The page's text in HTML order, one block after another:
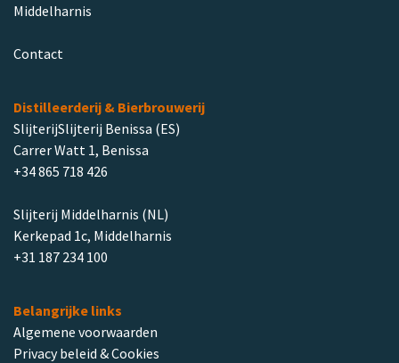
Middelharnis
Contact
Distilleerderij & Bierbrouwerij
SlijterijSlijterij Benissa (ES)
Carrer Watt 1, Benissa
+34 865 718 426
Slijterij Middelharnis (NL)
Kerkepad 1c, Middelharnis
+31 187 234 100
Belangrijke links
Algemene voorwaarden
Privacy beleid & Cookies